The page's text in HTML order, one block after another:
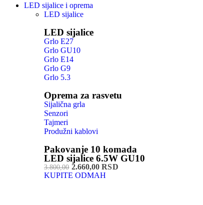
LED sijalice i oprema
LED sijalice
LED sijalice
Grlo E27
Grlo GU10
Grlo E14
Grlo G9
Grlo 5.3
Oprema za rasvetu
Sijalična grla
Senzori
Tajmeri
Produžni kablovi
Pakovanje 10 komada
LED sijalice 6.5W GU10
3.800,002.660,00 RSD
KUPITE ODMAH